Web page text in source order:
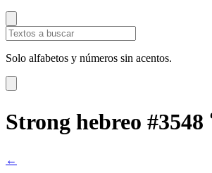
Solo alfabetos y números sin acentos.
Strong hebreo #3548
←